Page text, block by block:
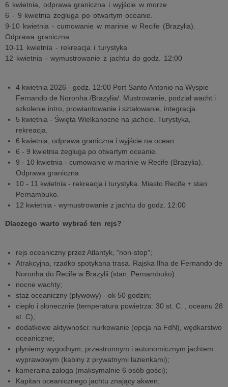
6 kwietnia, odprawa graniczna i wyjście w morze
6 - 9 kwietnia żegluga po otwartym oceanie.
9-10 kwietnia - cumowanie w marinie w Recife (Brazylia).
Odprawa graniczna
10-11 kwietnia - rekreacja i turystyka
12 kwietnia - wymustrowanie z jachtu do godz. 12:00
4 kwietnia 2026 - godz. 12:00 Port Santo Antonio na Wyspie
Fernando de Noronha /Brazylia/. Mustrowanie, podział wacht i
szkolenie intro, prowiantowanie i ształowanie, integracja.
5 kwietnia - Święta Wielkanocne na jachcie. Turystyka,
rekreacja.
6 kwietnia, odprawa graniczna i wyjście na ocean.
6 - 9 kwietnia żegluga po otwartym oceanie.
9 - 10 kwietnia - cumowanie w marinie w Recife (Brazylia).
Odprawa graniczna
10 - 11 kwietnia - rekreacja i turystyka. Miasto Recife + stan
Pernambuko.
12 kwietnia - wymustrowanie z jachtu do godz. 12:00
Dlaczego warto wybrać ten rejs?
rejs oceaniczny przez Atlantyk, "non-stop";
Atrakcyjna, rzadko spotykana trasa. Rajska Ilha de Fernando de
Noronha do Recife w Brazylii (stan: Pernambuko).
nocne wachty;
staż oceaniczny (pływowy) - ok 50 godzin;
ciepło i słonecznie (temperatura powietrza: 30 st. C. , oceanu 28
st. C);
dodatkowe aktywności: nurkowanie (opcja na FdN), wędkarstwo
oceaniczne;
płyniemy wygodnym, przestronnym i autonomicznym jachtem
wyprawowym (kabiny z prywatnymi łazienkami);
kameralna załoga (maksymalnie 6 osób gości);
Kapitan oceanicznego jachtu znający akwen;